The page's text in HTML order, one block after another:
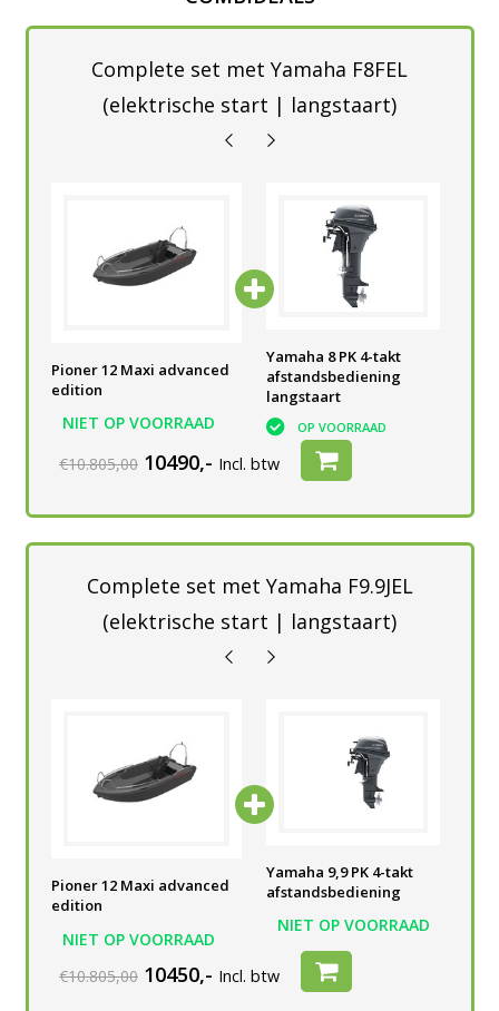
Complete set met Yamaha F8FEL
(elektrische start | langstaart)
Pioner 12 Maxi advanced
edition
NIET OP VOORRAAD
afstandsbediening
langstaart
OP VOORRAAD
Yamaha 8 PK 4-takt
afstandsbediening
langstaart
OP VOORRAAD
€10.805,00 10490,- Incl. btw
Complete set met Yamaha F9.9JEL
(elektrische start | langstaart)
Pioner 12 Maxi advanced
edition
NIET OP VOORRAAD
afstandsbediening
Yamaha 9,9 PK 4-takt
afstandsbediening
NIET OP VOORRAAD
€10.805,00 10450,- Incl. btw